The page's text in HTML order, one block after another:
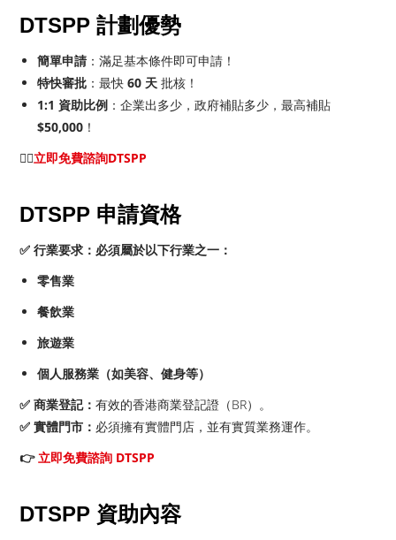
DTSPP 計劃優勢
簡單申請：滿足基本條件即可申請！
特快審批 ：最快60 天 批核！
1:1 資助比例 ：企業出多少，政府補貼多少，最高補貼
$50,000 ！
👉🏻立即免費諮詢DTSPP
DTSPP 申請資格
✅ 行業要求：必須屬於以下行業之一：
零售業
餐飲業
旅遊業
個人服務業（如美容、健身等）
✅ 商業登記：有效的香港商業登記證（BR）。
✅ 實體門市： 必須擁有實體門店，並有實質業務運作。
👉立即免費諮詢 DTSPP
DTSPP 資助內容